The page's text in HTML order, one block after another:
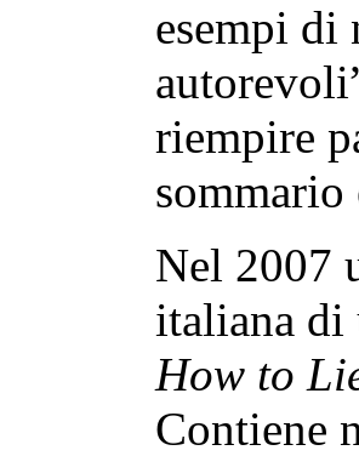
esempi di
riempire
sommario
Nel 2007
italiana di
How to
Contiene